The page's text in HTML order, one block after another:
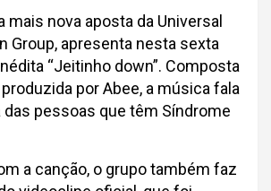
mais nova aposta da Universal
Group, apresenta nesta sexta
“Jeitinho down”. Composta
por Abee, a música fala
das pessoas que têm Síndrome
a canção, o grupo também faz